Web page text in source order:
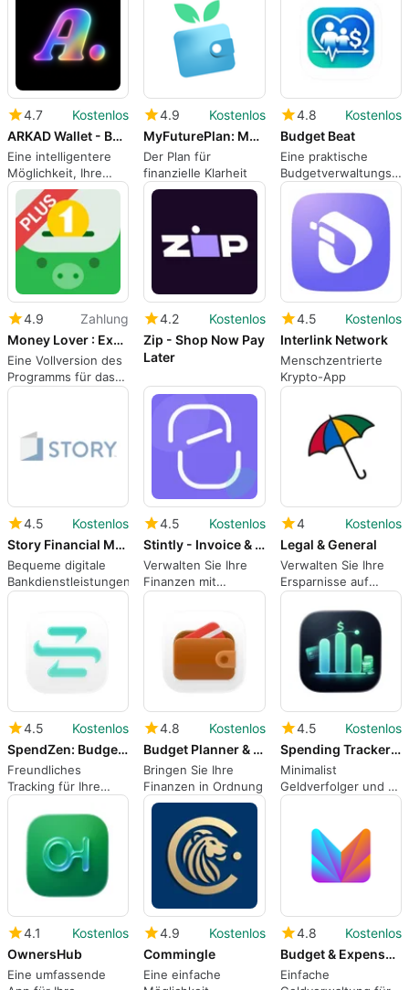
4.7
Kostenlos
ARKAD Wallet - Budget Tracker
Eine intelligentere
Möglichkeit, Ihre
Finanzen zu
verfolgen
4.9
Kostenlos
MyFuturePlan: Money Manager
Der Plan für
finanzielle Klarheit
4.8
Kostenlos
Budget Beat
Eine praktische
Budgetverwaltungs-
App
4.9
Zahlung
Money Lover : Expense Tracker
Eine Vollversion des
Programms für das
iPhone, von Finsify
4.2
Kostenlos
Zip - Shop Now Pay
Later
4.5
Kostenlos
Interlink Network
Menschzentrierte
Krypto-App
4.5
Kostenlos
Story Financial Mobile
Bequeme digitale
Bankdienstleistungen
4.5
Kostenlos
Stintly - Invoice & Expenses
Verwalten Sie Ihre
Finanzen mit
Leichtigkeit
4
Kostenlos
Legal & General
Verwalten Sie Ihre
Ersparnisse auf
einmal
4.5
Kostenlos
SpendZen: Budget and Expenses
Freundliches
Tracking für Ihre
Brieftasche
4.8
Kostenlos
Budget Planner & Money Plan
Bringen Sie Ihre
Finanzen in Ordnung
4.5
Kostenlos
Spending Tracker: Stash Flow
Minimalist
Geldverfolger und -
manager
4.1
Kostenlos
OwnersHub
Eine umfassende
4.9
Kostenlos
Commingle
Eine einfache
4.8
Kostenlos
Budget & Expense Tracker Monee
Einfache